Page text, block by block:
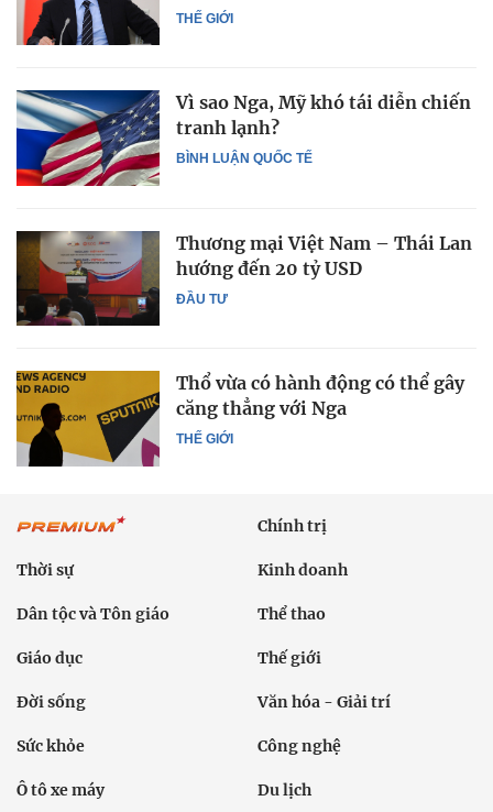
THẾ GIỚI
BÌNH LUẬN QUỐC TẾ
Vì sao Nga, Mỹ khó tái diễn chiến
tranh lạnh?
ĐẦU TƯ
Thương mại Việt Nam – Thái Lan
hướng đến 20 tỷ USD
THẾ GIỚI
Thổ vừa có hành động có thể gây
căng thẳng với Nga
Chính trị
Thời sự Kinh doanh
Dân tộc và Tôn giáo Thể thao
Giáo dục Thế giới
Đời sống Văn hóa - Giải trí
Sức khỏe Công nghệ
Ô tô xe máy Du lịch